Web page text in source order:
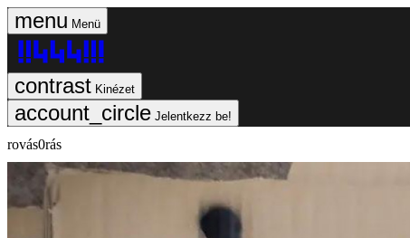
Menü
Kinézet
Jelentkezz be!
rovás0rás